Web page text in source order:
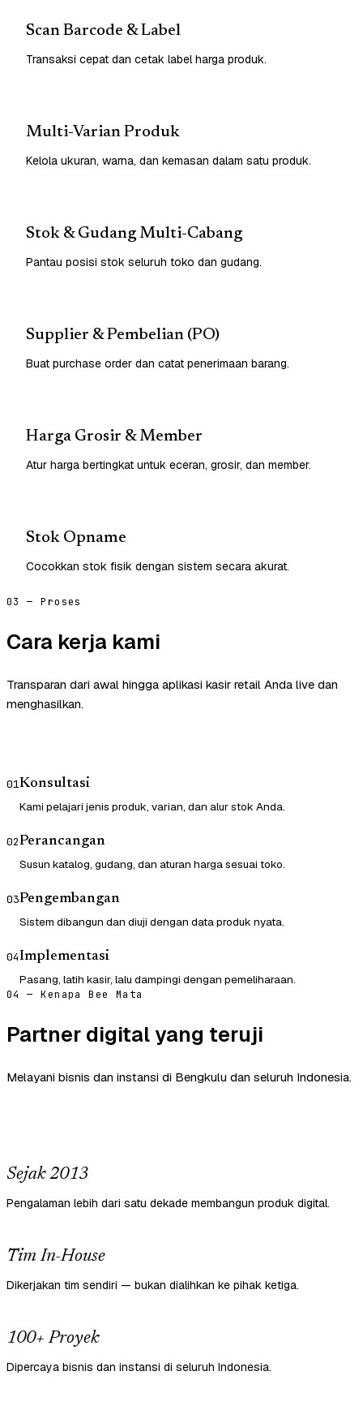
Scan Barcode & Label
Transaksi cepat dan cetak label harga produk.
Multi-Varian Produk
Kelola ukuran, warna, dan kemasan dalam satu produk.
Stok & Gudang Multi-Cabang
Pantau posisi stok seluruh toko dan gudang.
Supplier & Pembelian (PO)
Buat purchase order dan catat penerimaan barang.
Harga Grosir & Member
Atur harga bertingkat untuk eceran, grosir, dan member.
Stok Opname
Cocokkan stok fisik dengan sistem secara akurat.
03 — Proses
Cara kerja kami
Transparan dari awal hingga aplikasi kasir retail Anda live dan
menghasilkan.
01Konsultasi
Kami pelajari jenis produk, varian, dan alur stok Anda.
02Perancangan
Susun katalog, gudang, dan aturan harga sesuai toko.
03Pengembangan
Sistem dibangun dan diuji dengan data produk nyata.
04Implementasi
Pasang, latih kasir, lalu dampingi dengan pemeliharaan.
04 — Kenapa Bee Mata
Partner digital yang teruji
Melayani bisnis dan instansi di Bengkulu dan seluruh Indonesia.
Sejak 2013
Pengalaman lebih dari satu dekade membangun produk digital.
Tim In-House
Dikerjakan tim sendiri — bukan dialihkan ke pihak ketiga.
100+ Proyek
Dipercaya bisnis dan instansi di seluruh Indonesia.